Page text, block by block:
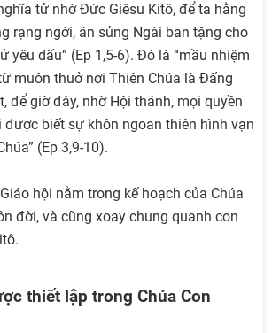
tử nhờ Ðức Giêsu Kitô, để ta hằng
rạng ngời, ân sủng Ngài ban tặng cho
yêu dấu” (Ep 1,5-6). Đó là “mầu nhiệm
muôn thuở nơi Thiên Chúa là Ðấng
để giờ đây, nhờ Hội thánh, mọi quyền
biết sự khôn ngoan thiên hình vạn
(Ep 3,9-10).
hội nằm trong kế hoạch của Chúa
đời, và cũng xoay chung quanh con
thiết lập trong Chúa Con